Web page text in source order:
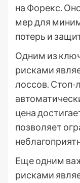
на Форекс.
мер для
потерь и
Одним из
рисками
лоссов. Стоп-
цена
позволяет
Еще одним
рисками